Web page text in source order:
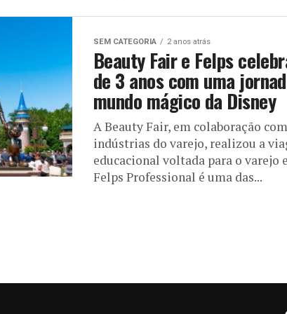
SEM CATEGORIA 2 anos atrás
Beauty Fair e Felps
de 3 anos com uma
mundo mágico da Disney
A Beauty Fair, em colaboração
indústrias do varejo, realizou a
educacional voltada para o varejo
Felps Professional é uma das...